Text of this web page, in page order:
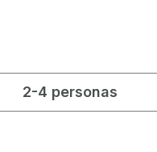
2-4 personas